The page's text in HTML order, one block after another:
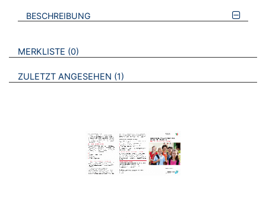
BESCHREIBUNG
VERWEISE AUF VERMERKTE- ODER ZULETZT ANGESEHENE
MERKLISTE 0 BROSCHÜREN
ZULETZT ANGESEHEN 1 BROSCHÜREN